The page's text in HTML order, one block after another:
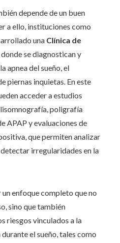
depende de un buen
a ello, instituciones como
una Clínica de
donde se diagnostican y
apnea del sueño, el
piernas inquietas. En este
acceder a estudios
poligrafía
APAP y evaluaciones de
que permiten analizar
irregularidades en la
enfoque completo que no
sino que también
riesgos vinculados a la
el sueño, tales como